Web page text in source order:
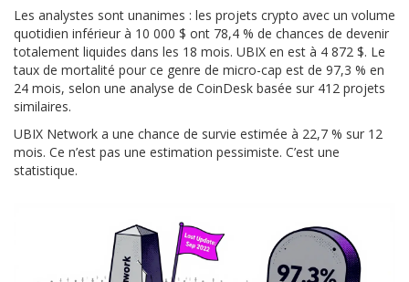
Les analystes sont unanimes : les projets crypto avec un volume
quotidien inférieur à 10 000 $ ont 78,4 % de chances de devenir
totalement liquides dans les 18 mois. UBIX en est à 4 872 $. Le
taux de mortalité pour ce genre de micro-cap est de 97,3 % en
24 mois, selon une analyse de CoinDesk basée sur 412 projets
similaires.
UBIX Network a une chance de survie estimée à 22,7 % sur 12
mois. Ce n’est pas une estimation pessimiste. C’est une
statistique.